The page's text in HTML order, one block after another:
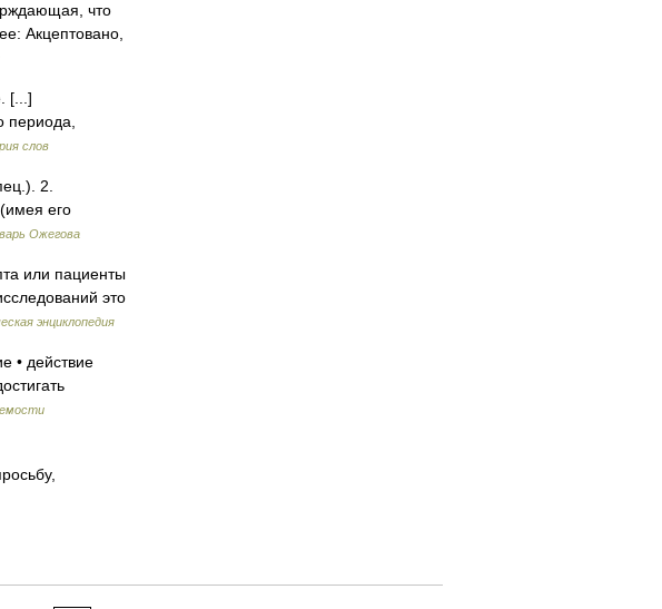
что
Акцептовано,
[...]
периода,
слов
2.
его
Ожегова
или пациенты
это
энциклопедия
• действие